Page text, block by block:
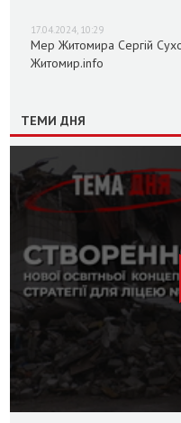
17.04.2024, 10:29
Мер Житомира Сергій
Житомир.info
ТЕМИ ДНЯ